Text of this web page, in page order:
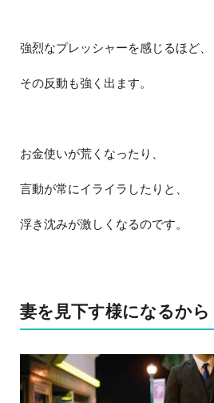
強烈なプレッシャーを感じるほど、
その反動も強く出ます。
お金使いが荒くなったり、
言動が常にイライラしたりと、
浮き沈みが激しくなるのです。
妻を見下す様になるから